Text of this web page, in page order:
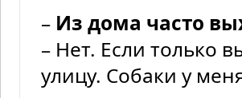
– Из дома часто
– Нет. Если только
улицу. Собаки у